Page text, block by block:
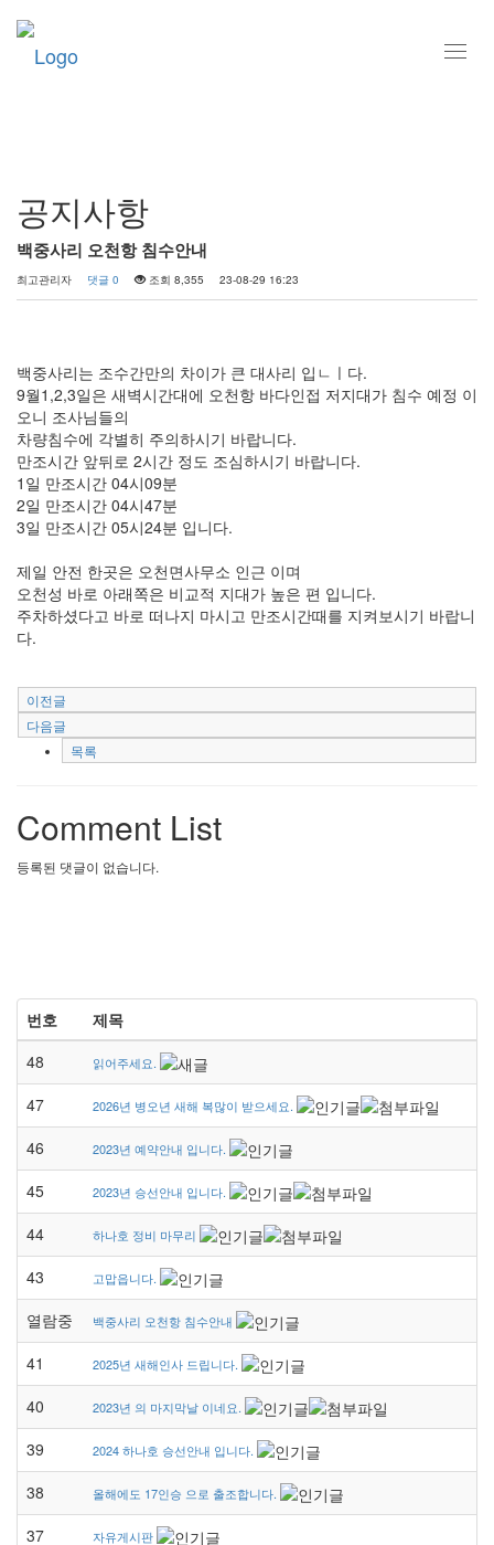
공지사항
백중사리 오천항 침수안내
최고관리자 댓글 0 조회 8,355 23-08-29 16:23
백중사리는 조수간만의 차이가 큰 대사리 입ㄴㅣ다.
9월1,2,3일은 새벽시간대에 오천항 바다인접 저지대가 침수 예정 이
오니 조사님들의
차량침수에 각별히 주의하시기 바랍니다.
만조시간 앞뒤로 2시간 정도 조심하시기 바랍니다.
1일 만조시간 04시09분
2일 만조시간 04시47분
3일 만조시간 05시24분 입니다.
제일 안전 한곳은 오천면사무소 인근 이며
오천성 바로 아래쪽은 비교적 지대가 높은 편 입니다.
주차하셨다고 바로 떠나지 마시고 만조시간때를 지켜보시기 바랍니
다.
이전글
다음글
목록
Comment List
등록된 댓글이 없습니다.
번호
제목
48
읽어주세요.
47 2026년 병오년 새해 복많이 받으세요.
46 2023년 예약안내 입니다.
45 2023년 승선안내 입니다.
44 하나호 정비 마무리
43 고맙읍니다.
열람중 백중사리 오천항 침수안내
41 2025년 새해인사 드립니다.
40 2023년 의 마지막날 이네요.
39 2024 하나호 승선안내 입니다.
38 올해에도 17인승 으로 출조합니다.
37 자유게시판